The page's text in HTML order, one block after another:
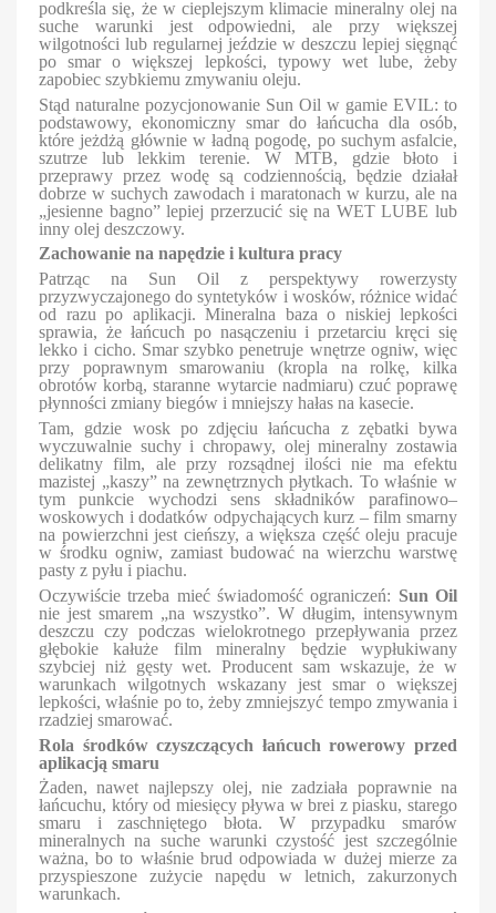
podkreśla się, że w cieplejszym klimacie mineralny olej na
suche warunki jest odpowiedni, ale przy większej
wilgotności lub regularnej jeździe w deszczu lepiej sięgnąć
po smar o większej lepkości, typowy wet lube, żeby
zapobiec szybkiemu zmywaniu oleju.
Stąd naturalne pozycjonowanie Sun Oil w gamie EVIL: to
podstawowy, ekonomiczny smar do łańcucha dla osób,
które jeżdżą głównie w ładną pogodę, po suchym asfalcie,
szutrze lub lekkim terenie. W MTB, gdzie błoto i
przeprawy przez wodę są codziennością, będzie działał
dobrze w suchych zawodach i maratonach w kurzu, ale na
„jesienne bagno” lepiej przerzucić się na WET LUBE lub
inny olej deszczowy.
Zachowanie na napędzie i kultura pracy
Patrząc na Sun Oil z perspektywy rowerzysty
przyzwyczajonego do syntetyków i wosków, różnice widać
od razu po aplikacji. Mineralna baza o niskiej lepkości
sprawia, że łańcuch po nasączeniu i przetarciu kręci się
lekko i cicho. Smar szybko penetruje wnętrze ogniw, więc
przy poprawnym smarowaniu (kropla na rolkę, kilka
obrotów korbą, staranne wytarcie nadmiaru) czuć poprawę
płynności zmiany biegów i mniejszy hałas na kasecie.
Tam, gdzie wosk po zdjęciu łańcucha z zębatki bywa
wyczuwalnie suchy i chropawy, olej mineralny zostawia
delikatny film, ale przy rozsądnej ilości nie ma efektu
mazistej „kaszy” na zewnętrznych płytkach. To właśnie w
tym punkcie wychodzi sens składników parafinowo–
woskowych i dodatków odpychających kurz – film smarny
na powierzchni jest cieńszy, a większa część oleju pracuje
w środku ogniw, zamiast budować na wierzchu warstwę
pasty z pyłu i piachu.
Oczywiście trzeba mieć świadomość ograniczeń: Sun Oil
nie jest smarem „na wszystko”. W długim, intensywnym
deszczu czy podczas wielokrotnego przepływania przez
głębokie kałuże film mineralny będzie wypłukiwany
szybciej niż gęsty wet. Producent sam wskazuje, że w
warunkach wilgotnych wskazany jest smar o większej
lepkości, właśnie po to, żeby zmniejszyć tempo zmywania i
rzadziej smarować.
Rola środków czyszczących łańcuch rowerowy przed
aplikacją smaru
Żaden, nawet najlepszy olej, nie zadziała poprawnie na
łańcuchu, który od miesięcy pływa w brei z piasku, starego
smaru i zaschniętego błota. W przypadku smarów
mineralnych na suche warunki czystość jest szczególnie
ważna, bo to właśnie brud odpowiada w dużej mierze za
przyspieszone zużycie napędu w letnich, zakurzonych
warunkach.